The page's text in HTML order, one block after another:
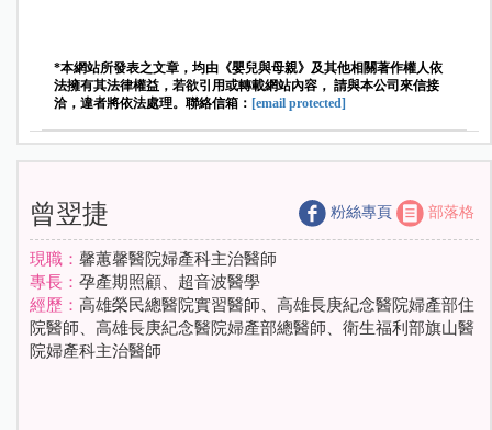
*本網站所發表之文章，均由《嬰兒與母親》及其他相關著作權人依
法擁有其法律權益，若欲引用或轉載網站內容， 請與本公司來信接
洽，違者將依法處理。聯絡信箱： [email protected]
曾翌捷 粉絲專頁 部落格
現職： 馨蕙馨醫院婦產科主治醫師
專長： 孕產期照顧、超音波醫學
經歷： 高雄榮民總醫院實習醫師、高雄長庚紀念醫院婦產部住
院醫師、高雄長庚紀念醫院婦產部總醫師、衛生福利部旗山醫
院婦產科主治醫師